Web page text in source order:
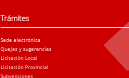
Trámites
Sede electrónica
Quejas y sugerencias
Licitación Local
Licitación Provincial
Subvenciones